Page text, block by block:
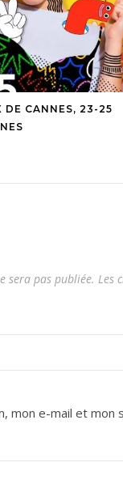
DE CANNES, 23-25
sera pas publiée. Les
mon e-mail et mon